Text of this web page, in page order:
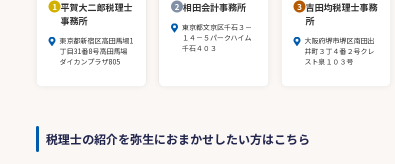
1 平賀大二郎税理士
事務所
東京都新宿区高田馬場1
丁目31番8号高田馬場
ダイカンプラザ805
2 相田会計事務所
東京都文京区千石３－
１４－５パークハイム
千石４０３
3 吉田均税理士事務
所
大阪府堺市堺区南田出
井町３丁４番２号クレ
スト泉１０３号
税理士の紹介を弥生におまかせしたい方はこちら